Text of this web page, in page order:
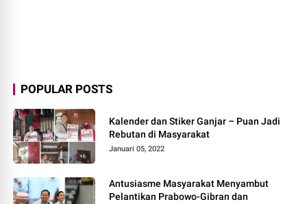
POPULAR POSTS
Kalender dan Stiker Ganjar – Puan Jadi
Rebutan di Masyarakat
Januari 05, 2022
Antusiasme Masyarakat Menyambut
Pelantikan Prabowo-Gibran dan